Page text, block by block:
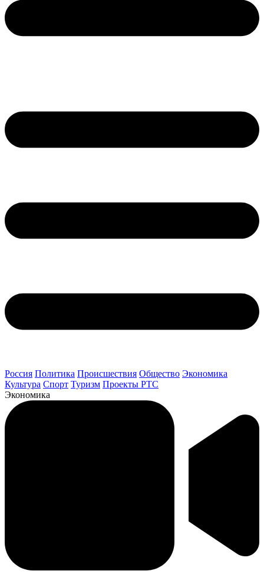
Россия Политика Происшествия Общество Экономика
Культура Спорт Туризм Проекты РТС
Экономика